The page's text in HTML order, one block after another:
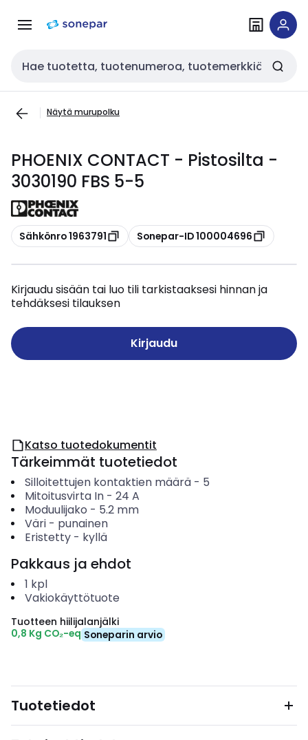
navigointiinsisältöön
Haku
Näytä murupolku
PHOENIX CONTACT - Pistosilta -
3030190 FBS 5-5
Kopioi
Sähkönro 1963791 Kopioi
Sonepar-ID 100004696
Kirjaudu sisään tai luo tili tarkistaaksesi hinnan ja
tehdäksesi tilauksen
Kirjaudu
Katso tuotedokumentit
Tärkeimmät tuotetiedot
Silloitettujen kontaktien määrä- 5
Mitoitusvirta In- 24 A
Moduulijako - 5.2 mm
Väri- punainen
Eristetty- kyllä
Pakkaus ja ehdot
1 kpl
Vakiokäyttötuote
Tuotteen hiilijalanjälki
0,8 Kg CO₂-eq Soneparin arvio
Tuotetiedot